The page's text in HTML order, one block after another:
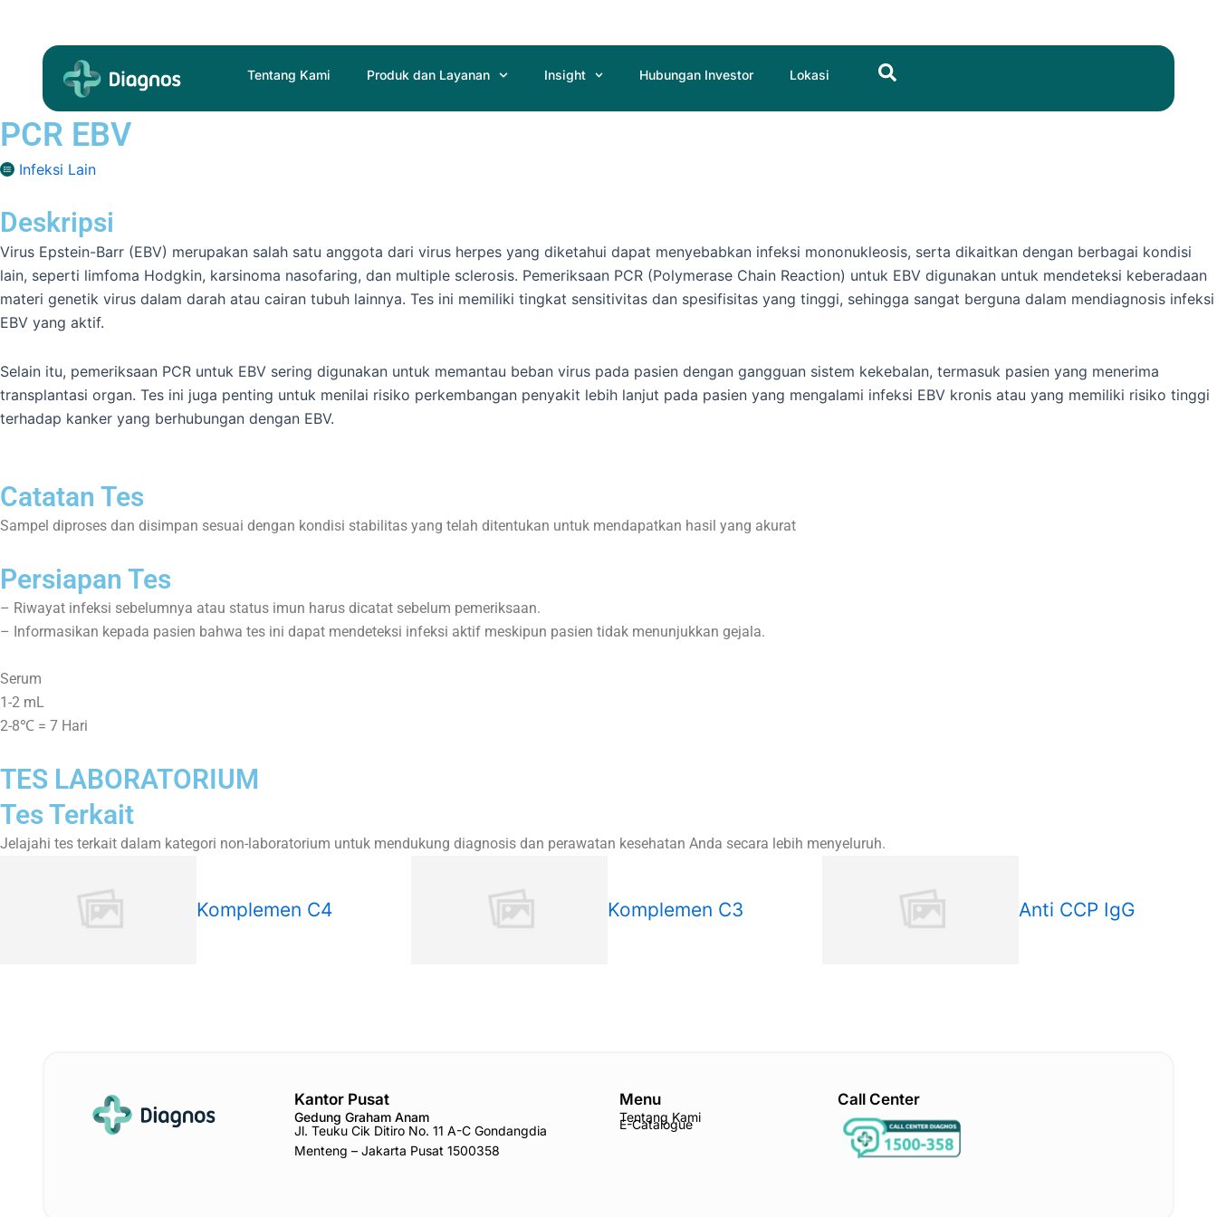
content
Tentang Kami Produk dan Layanan Insight Hubungan Investor Lokasi
PCR EBV
Infeksi Lain
Deskripsi
Virus Epstein-Barr (EBV) merupakan salah satu anggota dari virus herpes yang diketahui dapat menyebabkan infeksi mononukleosis, serta dikaitkan dengan berbagai kondisi
lain, seperti limfoma Hodgkin, karsinoma nasofaring, dan multiple sclerosis. Pemeriksaan PCR (Polymerase Chain Reaction) untuk EBV digunakan untuk mendeteksi keberadaan
materi genetik virus dalam darah atau cairan tubuh lainnya. Tes ini memiliki tingkat sensitivitas dan spesifisitas yang tinggi, sehingga sangat berguna dalam mendiagnosis infeksi
EBV yang aktif.
Selain itu, pemeriksaan PCR untuk EBV sering digunakan untuk memantau beban virus pada pasien dengan gangguan sistem kekebalan, termasuk pasien yang menerima
transplantasi organ. Tes ini juga penting untuk menilai risiko perkembangan penyakit lebih lanjut pada pasien yang mengalami infeksi EBV kronis atau yang memiliki risiko tinggi
terhadap kanker yang berhubungan dengan EBV.
Catatan Tes
Sampel diproses dan disimpan sesuai dengan kondisi stabilitas yang telah ditentukan untuk mendapatkan hasil yang akurat
Persiapan Tes
– Riwayat infeksi sebelumnya atau status imun harus dicatat sebelum pemeriksaan.
– Informasikan kepada pasien bahwa tes ini dapat mendeteksi infeksi aktif meskipun pasien tidak menunjukkan gejala.
Serum
1-2 mL
2-8℃ = 7 Hari
TES LABORATORIUM
Tes Terkait
Jelajahi tes terkait dalam kategori non-laboratorium untuk mendukung diagnosis dan perawatan kesehatan Anda secara lebih menyeluruh.
Komplemen C4 Komplemen C3 Anti CCP IgG
Kantor Pusat
Gedung Graham Anam
Jl. Teuku Cik Ditiro No. 11 A-C Gondangdia
Menteng – Jakarta Pusat 1500358
Menu
Tentang Kami
E-Catalogue
Call Center